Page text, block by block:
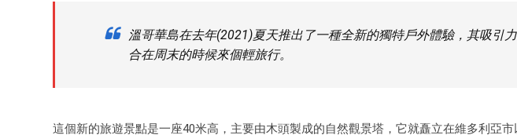
溫哥華島在去年(2021)夏天推出了一種全新的獨特戶外體驗，其吸引
合在周末的時候來個輕旅行。
這個新的旅遊景點是一座40米高，主要由木頭製成的自然觀景塔，它就矗立在維多利亞